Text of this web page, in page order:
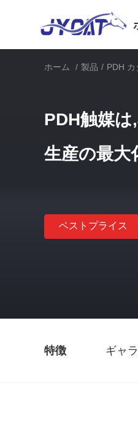
ホーム / 製品 / PDH カ
PDH触媒
生産の最大
ベストプライス
特徴 ギャ